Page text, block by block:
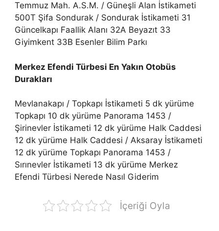
Temmuz Mah. A.S.M. / Güneşli Alan İstikameti
500T Şifa Sondurak / Sondurak İstikameti 31
Güncelkapı Faallik Alanı 32A Beyazıt 33
Giyimkent 33B Esenler Bilim Parkı
Merkez Efendi Türbesi En Yakın Otobüs
Durakları
Mevlanakapı / Topkapı İstikameti 5 dk yürüme
Topkapı 10 dk yürüme Panorama 1453 /
Şirinevler İstikameti 12 dk yürüme Halk Caddesi
12 dk yürüme Halk Caddesi / Aksaray İstikameti
12 dk yürüme Topkapı Panorama 1453 /
Sırınevler İstikameti 13 dk yürüme Merkez
Efendi Türbesi Nerede Nasıl Giderim
İçeriği Oyla